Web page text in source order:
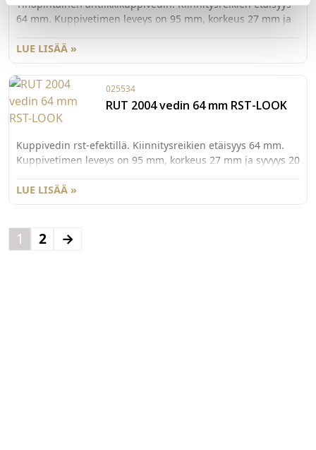
Tinapintainen antiikkikuppivedin. Kiinnitysreikien etäisyys
64 mm. Kuppivetimen leveys on 95 mm, korkeus 27 mm ja
LUE LISÄÄ »
025534
RUT 2004 vedin 64 mm RST-LOOK
Kuppivedin rst-efektillä. Kiinnitysreikien etäisyys 64 mm.
Kuppivetimen leveys on 95 mm, korkeus 27 mm ja syvyys 20
LUE LISÄÄ »
1 2 →